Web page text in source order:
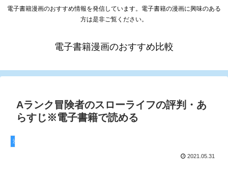
電子書籍漫画のおすすめ情報を発信しています。電子書籍の漫画に興味のある
方は是非ご覧ください。
電子書籍漫画のおすすめ比較
Aランク冒険者のスローライフの評判・あ
らすじ※電子書籍で読める
漫画
2021.05.31